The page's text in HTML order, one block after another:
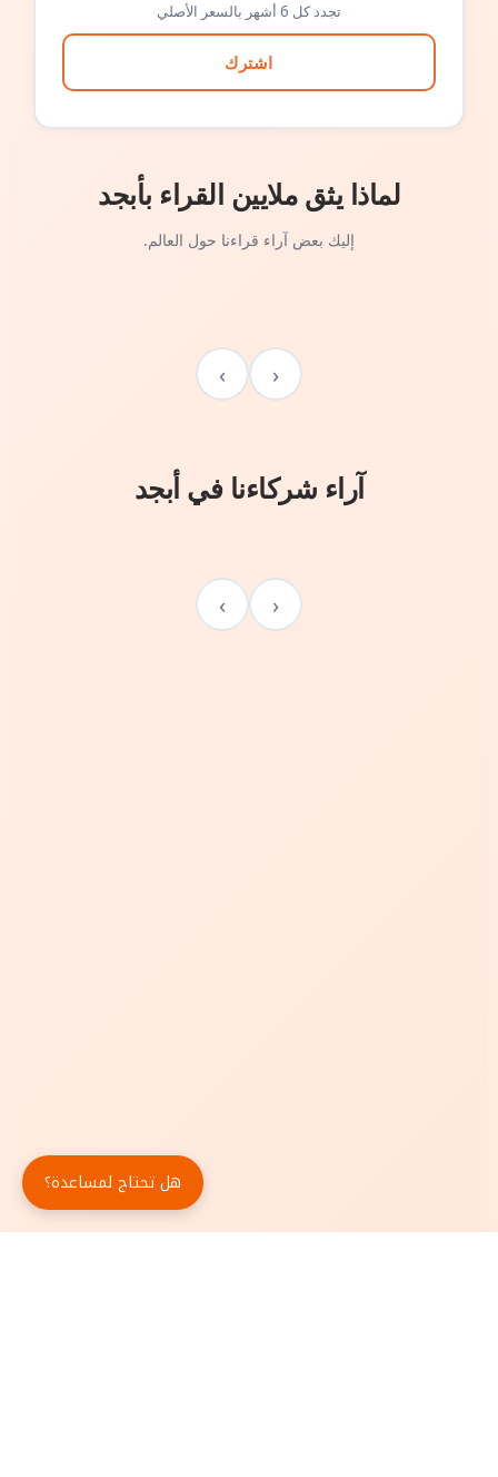
تجدد كل 6 أشهر بالسعر الأصلي
اشترك
لماذا يثق ملايين القراء بأبجد
إليك بعض آراء قراءنا حول العالم.
‹
›
آراء شركاءنا في أبجد
‹
›
هل تحتاج لمساعدة؟